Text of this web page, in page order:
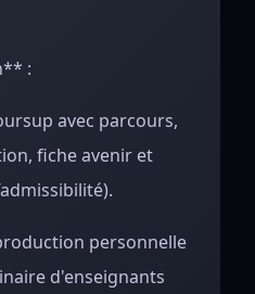
:
avec parcours,
fiche avenir et
personnelle
d'enseignants